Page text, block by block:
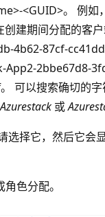
<GUID>。 例如
创建期间分配的客
4b62-87cf-
App2-2bbe67d8-
可以搜索确切的
Azurestack 或
选择它，然后它会
角色分配。